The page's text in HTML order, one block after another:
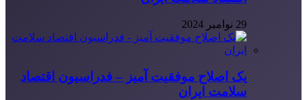
29 نوامبر 2024
یک اصلاح موفقیت آمیز – فدراسیون اقتصاد
سلامت ایران